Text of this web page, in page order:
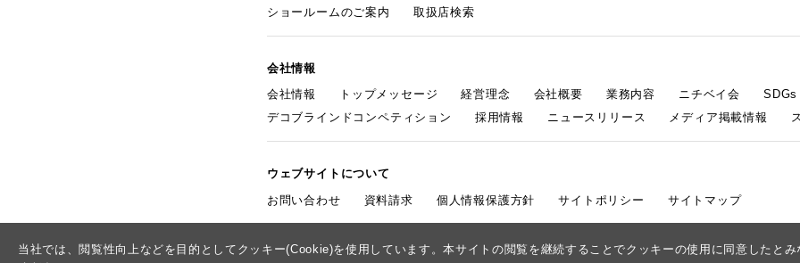
当社では、閲覧性向上などを目的としてクッキー(Cookie)を使用しています。本サイトの閲覧を継続することでクッキーの使用に同意したと
ショールームのご案内
取扱店検索
会社情報
会社情報
トップメッセージ 経営理念 会社概要 業務内容 ニチベイ会 SDGs
デコブラインドコンペティション
採用情報 ニュースリリース メディア掲載情報
ウェブサイトについて
お問い合わせ
資料請求 個人情報保護方針 サイトポリシー サイトマップ